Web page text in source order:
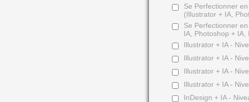
Se Perfectionner
(Illustrator + IA,
Se Perfectionner
IA, Photoshop + IA,
Illustrator + IA -
Illustrator + IA -
Illustrator + IA -
Illustrator + IA -
InDesign + IA -